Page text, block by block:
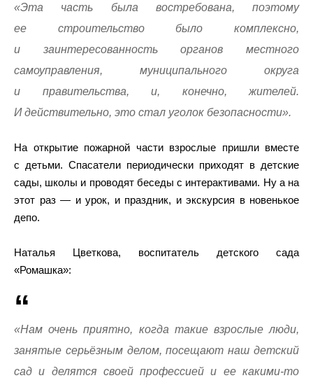
«Эта часть была востребована, поэтому
ее строительство было комплексно,
и заинтересованность органов местного
самоуправления, муниципального округа
и правительства, и, конечно, жителей.
И действительно, это стал уголок безопасности».
На открытие пожарной части взрослые пришли вместе
с детьми. Спасатели периодически приходят в детские
сады, школы и проводят беседы с интерактивами. Ну а на
этот раз — и урок, и праздник, и экскурсия в новенькое
депо.
Наталья Цветкова, воспитатель детского сада
«Ромашка»:
«Нам очень приятно, когда такие взрослые люди,
занятые серьёзным делом, посещают наш детский
сад и делятся своей профессией и ее какими-то